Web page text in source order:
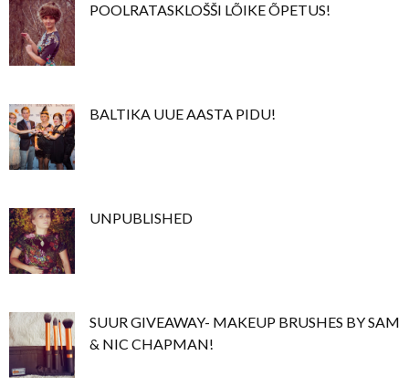
POOLRATASKLOŠŠI LÕIKE ÕPETUS!
BALTIKA UUE AASTA PIDU!
UNPUBLISHED
SUUR GIVEAWAY- MAKEUP BRUSHES BY SAM
& NIC CHAPMAN!